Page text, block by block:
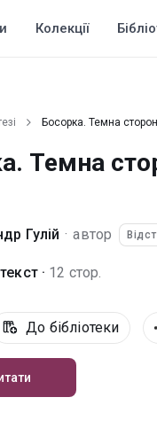
Колекції
Босорка. Темна
Темна
Гулій · автор
· 12 стор.
До бібліотеки